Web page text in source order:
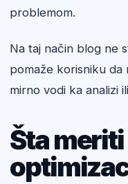
problemom.
Na taj način blog ne
pomaže korisniku da
mirno vodi ka analizi
Šta